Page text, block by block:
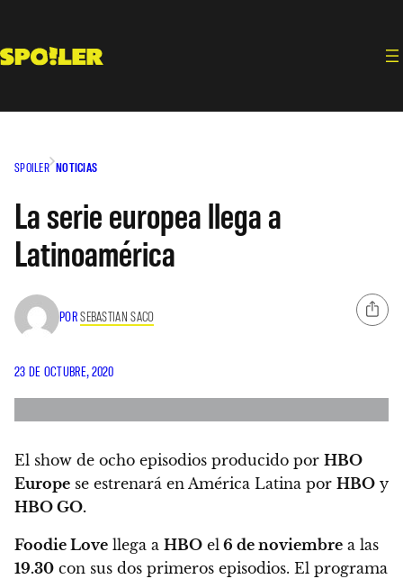
contenido
SPOILER NOTICIAS
La serie europea llega a
Latinoamérica
PORSEBASTIAN SACO
23 DE OCTUBRE, 2020
El show de ocho episodios producido por HBO
Europe se estrenará en América Latina por HBO y
HBO GO.
Foodie Love llega a HBO el 6 de noviembre a las
19.30 con sus dos primeros episodios. El programa